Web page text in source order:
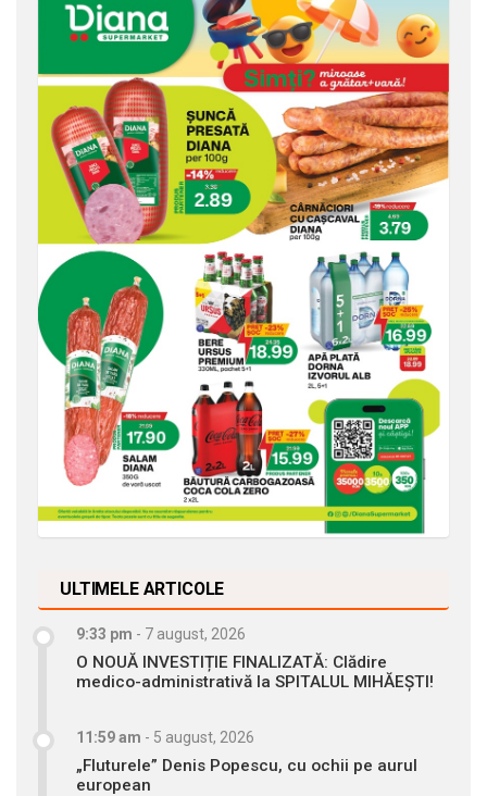
ULTIMELE ARTICOLE
9:33 pm - 7 august, 2026
O NOUĂ INVESTIȚIE FINALIZATĂ: Clădire
medico-administrativă la SPITALUL MIHĂEȘTI!
11:59 am - 5 august, 2026
„Fluturele” Denis Popescu, cu ochii pe aurul
european